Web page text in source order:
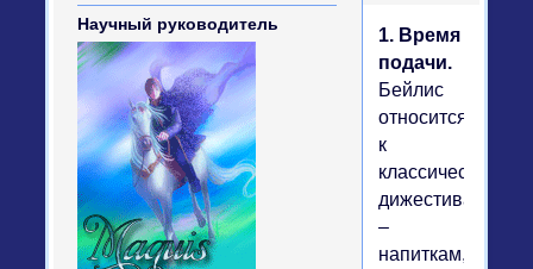
Научный руководитель
1. Время
подачи.
Бейлис
относится
к
классическим
дижестивам
–
напиткам,